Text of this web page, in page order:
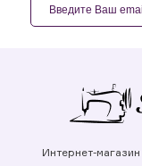
Интернет-